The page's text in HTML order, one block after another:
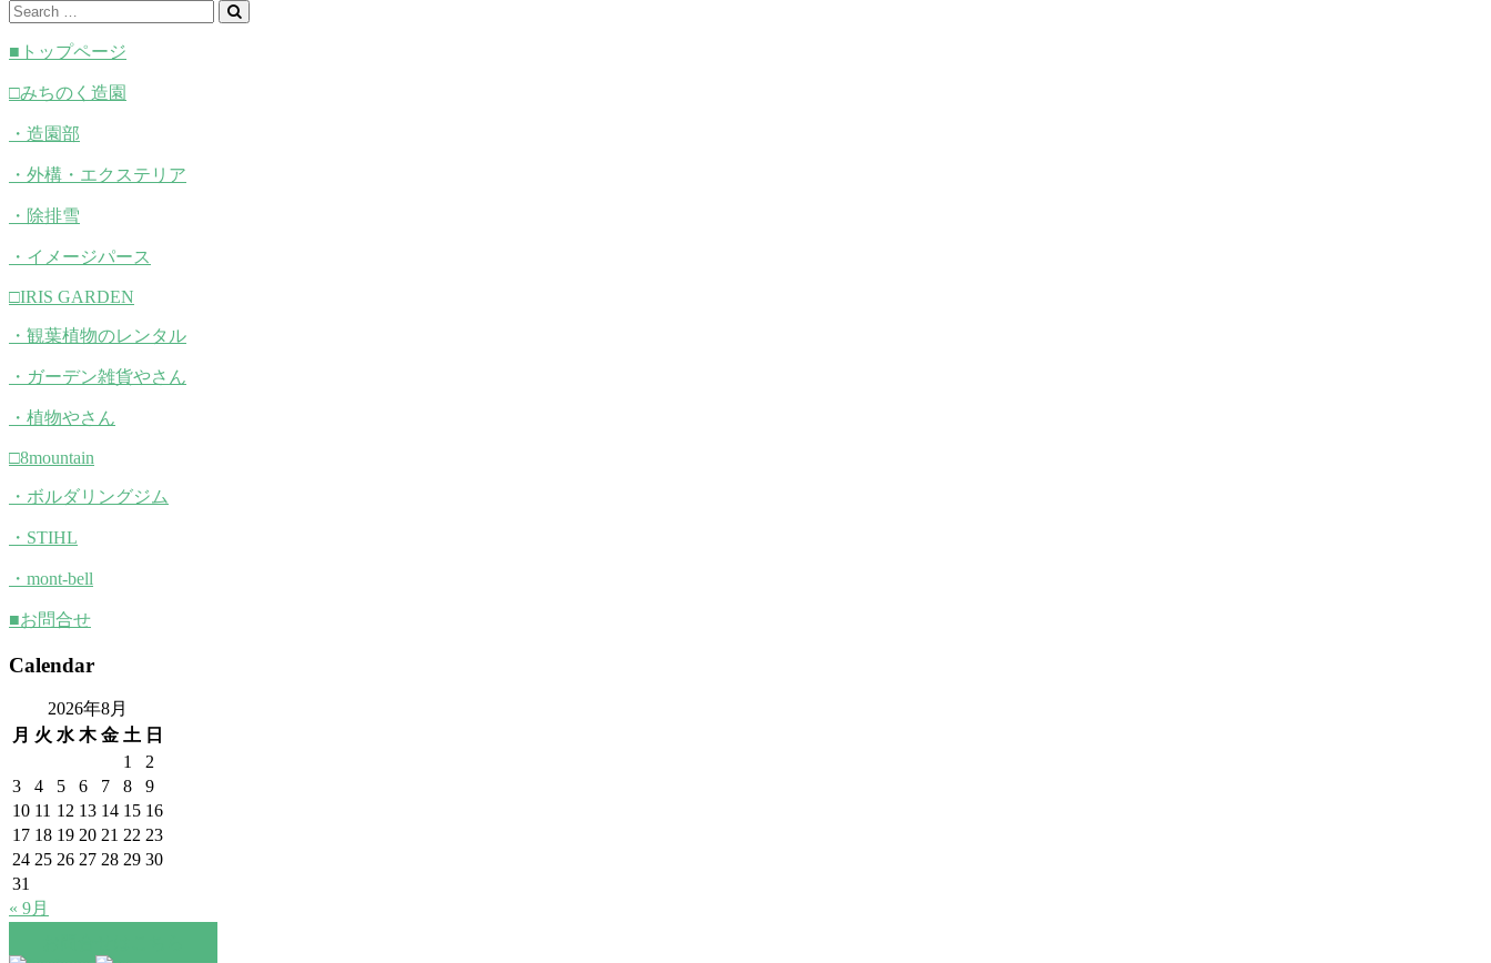
■トップページ
□みちのく造園
・造園部
・外構・エクステリア
・除排雪
・イメージパース
□IRIS GARDEN
・観葉植物のレンタル
・ガーデン雑貨やさん
・植物やさん
□8mountain
・ボルダリングジム
・STIHL
・mont-bell
■お問合せ
Calendar
2026年8月
月 火 水 木 金 土 日
1
2
3
4 5 6 7 8
9
10 11 12 13 14 15 16
17 18 19 20 21 22 23
24 25 26 27 28 29 30
31
« 9月